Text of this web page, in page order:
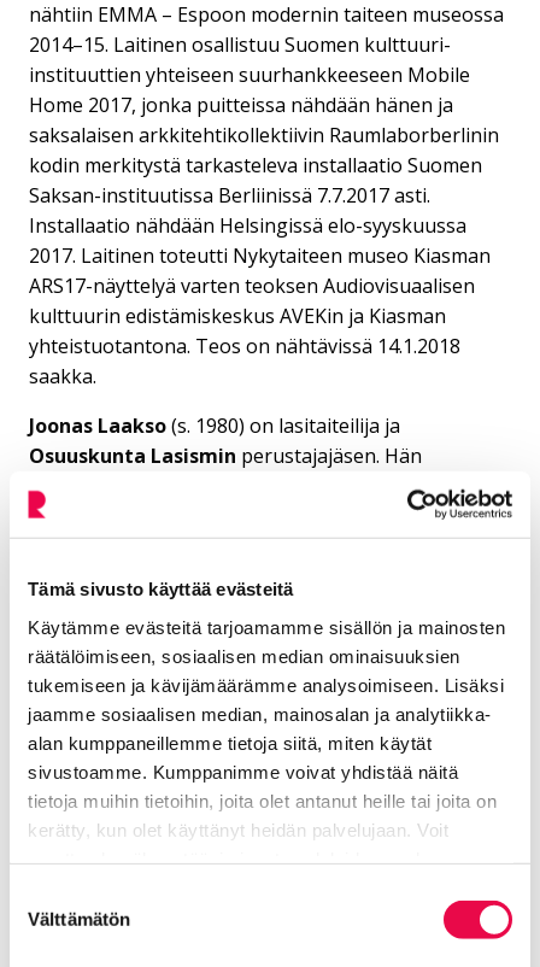
Tämä sivusto käyttää evästeitä
Käytämme evästeitä tarjoamamme sisällön ja mainosten
räätälöimiseen, sosiaalisen median ominaisuuksien
tukemiseen ja kävijämäärämme analysoimiseen. Lisäksi
jaamme sosiaalisen median, mainosalan ja analytiikka-
alan kumppaneillemme tietoja siitä, miten käytät
sivustoamme. Kumppanimme voivat yhdistää näitä
tietoja muihin tietoihin, joita olet antanut heille tai joita on
kerätty, kun olet käyttänyt heidän palvelujaan. Voit
valinta
Välttämätön
nähtiin EMMA – Espoon modernin taiteen museossa
2014–15. Laitinen osallistuu Suomen kulttuuri-
instituuttien yhteiseen suurhankkeeseen Mobile
Home 2017, jonka puitteissa nähdään hänen ja
saksalaisen arkkitehtikollektiivin Raumlaborberlinin
kodin merkitystä tarkasteleva installaatio Suomen
Saksan-instituutissa Berliinissä 7.7.2017 asti.
Installaatio nähdään Helsingissä elo-syyskuussa
2017. Laitinen toteutti Nykytaiteen museo Kiasman
ARS17-näyttelyä varten teoksen Audiovisuaalisen
kulttuurin edistämiskeskus AVEKin ja Kiasman
yhteistuotantona. Teos on nähtävissä 14.1.2018
saakka.
Joonas Laakso(s. 1980) on lasitaiteilija ja
Osuuskunta Lasismin perustajajäsen. Hän
yhdistelee teoksissaan eri tekniikoita kuten
incalmoa, rengastekniikkaa, filigraania ja lasin
kaivertamista. Usein lähtökohtana on jokin tekninen
haaste ja sen oivaltaminen. Näiden oivallusten kautta
löytyvät ideat antavat uudenlaisia näkökulmia
lähestyä perinteisiä tekniikoita.
"
Olemme oppineet tuntemaan Joonas Laakson
vuosien varrella poikkeuksellisen lahjakkaana
lasinpuhaltajana ja lasitaiteilijana, jolla on
suhteellisen nuoresta iästään huolimatta